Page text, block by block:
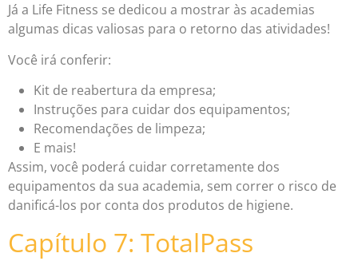
Já a Life Fitness se dedicou a mostrar às academias
algumas dicas valiosas para o retorno das atividades!
Você irá conferir:
Kit de reabertura da empresa;
Instruções para cuidar dos equipamentos;
Recomendações de limpeza;
E mais!
Assim, você poderá cuidar corretamente dos
equipamentos da sua academia, sem correr o risco de
danificá-los por conta dos produtos de higiene.
Capítulo 7: TotalPass